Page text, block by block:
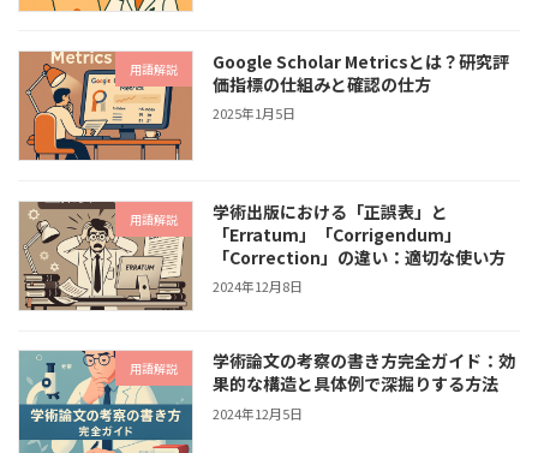
用語解説
Google Scholar Metricsとは？研究評
価指標の仕組みと確認の仕方
2025年1月5日
用語解説
学術出版における「正誤表」と
「Erratum」「Corrigendum」
「Correction」の違い：適切な使い方
2024年12月8日
用語解説
学術論文の考察の書き方完全ガイド：効
果的な構造と具体例で深掘りする方法
2024年12月5日